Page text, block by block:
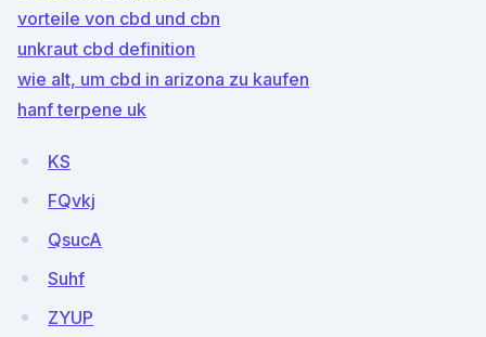
vorteile von cbd und cbn
unkraut cbd definition
wie alt, um cbd in arizona zu kaufen
hanf terpene uk
KS
FQvkj
QsucA
Suhf
ZYUP